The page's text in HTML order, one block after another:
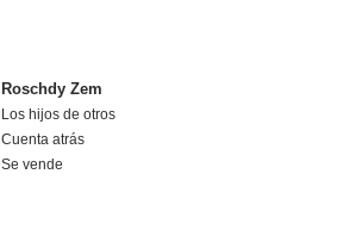
Roschdy Zem
Los hijos de otros
Cuenta atrás
Se vende